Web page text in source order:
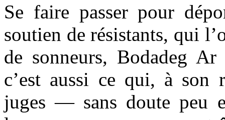
Se faire passer pour
soutien de résistants, qui
de sonneurs, Bodadeg
c’est aussi ce qui, à son
juges — sans doute peu